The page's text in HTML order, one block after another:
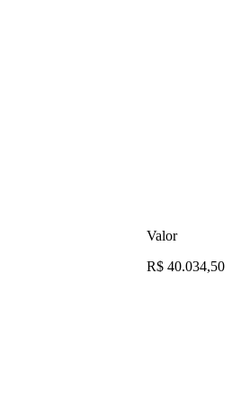
Valor
R$ 40.034,50